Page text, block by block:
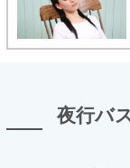
夜行バ